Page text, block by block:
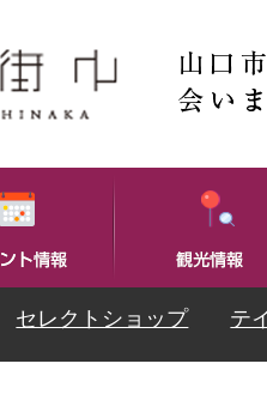
セレクトショップ テ